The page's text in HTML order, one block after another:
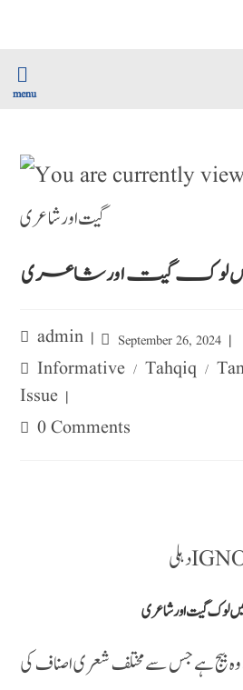
menu
لوک گیت اور شاعری
admin September 26, 2024
Informative / Tahqiq /
Issue
0 Comments
لوک گیت اور شاعری
بیج ہے جس سے مختلف شعری اصناف کی